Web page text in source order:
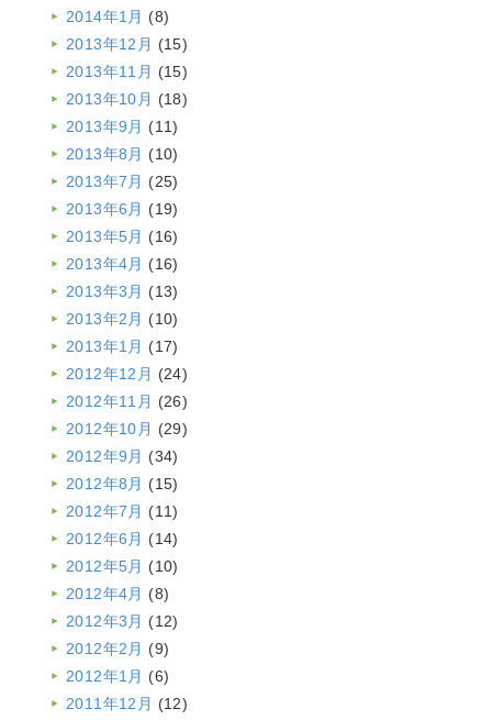
2014年1月 (8)
2013年12月 (15)
2013年11月 (15)
2013年10月 (18)
2013年9月 (11)
2013年8月 (10)
2013年7月 (25)
2013年6月 (19)
2013年5月 (16)
2013年4月 (16)
2013年3月 (13)
2013年2月 (10)
2013年1月 (17)
2012年12月 (24)
2012年11月 (26)
2012年10月 (29)
2012年9月 (34)
2012年8月 (15)
2012年7月 (11)
2012年6月 (14)
2012年5月 (10)
2012年4月 (8)
2012年3月 (12)
2012年2月 (9)
2012年1月 (6)
2011年12月 (12)